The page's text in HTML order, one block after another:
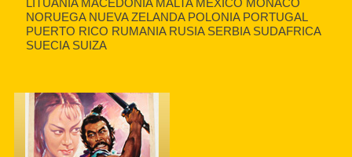
LITUANIA MACEDONIA MALTA MEXICO MONACO
NORUEGA NUEVA ZELANDA POLONIA PORTUGAL
PUERTO RICO RUMANIA RUSIA SERBIA SUDAFRICA
SUECIA SUIZA